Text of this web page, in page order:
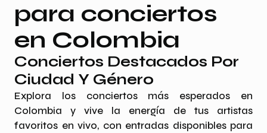
para conciertos
en Colombia
Conciertos Destacados Por
Ciudad Y Género
Explora los conciertos más esperados en
Colombia y vive la energía de tus artistas
favoritos en vivo, con entradas disponibles para